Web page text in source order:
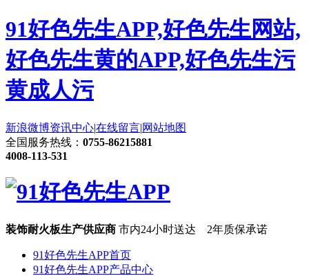
91好色先生APP,好色先生网站,
好色先生黄的APP,好色先生污
黄成人污
新浪微博资讯中心|在线留言|网站地图
全国服务热线： 0755-86215881
4008-113-531
装饰耐火板生产供应商 市内24小时送达 2年质保承诺
91好色先生APP首页
91好色先生APP产品中心